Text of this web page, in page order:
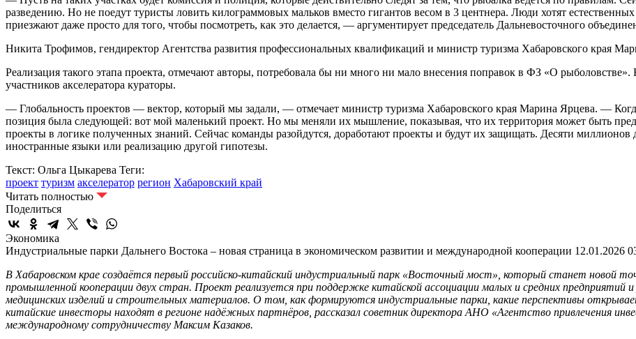
разведению. Но не поедут туристы ловить килограммовых мальков вместо гигантов весом в 3 центнера. Люди хотят
приезжают даже просто для того, чтобы посмотреть, как это делается, — аргументирует председатель Дальневосточного
Никита Трофимов, гендиректор Агентства развития профессиональных квалификаций и министр туризма Хабаровского края
Реализация такого этапа проекта, отмечают авторы, потребовала бы ни много ни мало внесения поправок в ФЗ «О
участников акселератора кураторы.
— Глобальность проектов — вектор, который мы задали, — отмечает министр туризма Хабаровского края Марина Ярцева. —
позиция была следующей: вот мой маленький проект. Но мы меняли их мышление, показывая, что их территория может быть
проекты в логике полученных знаний. Сейчас команды разойдутся, доработают проекты и будут их защищать. Десяти
иностранные языки или реализацию другой гипотезы.
Текст: Ольга Цыкарева Теги:
проект туризм акселератор регион Хабаровский край
Читать полностью
Поделиться
Экономика
Индустриальные парки Дальнего Востока – новая страница в экономическом развитии и международной кооперации 12.01.2026
В Хабаровском крае создаётся первый российско-китайский индустриальный парк «Восточный мост», который станет новой
промышленной кооперации двух стран. Проект реализуется при поддержке китайской ассоциации малых и средних предприятий
медицинских изделий и строительных материалов. О том, как формируются индустриальные парки, какие перспективы
китайские инвесторы находят в регионе надёжных партнёров, рассказал советник директора АНО «Агентство привлечения
международному сотрудничеству Максим Казаков.